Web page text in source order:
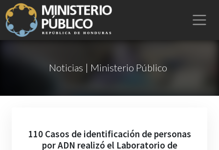
Noticias | Ministerio Público
110 Casos de identificación de personas
por ADN realizó el Laboratorio de